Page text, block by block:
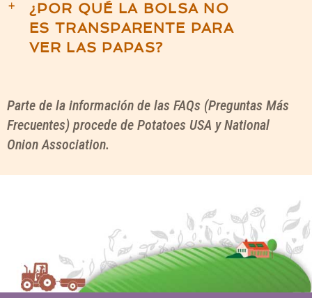
a
¿POR QUÉ LA BOLSA NO
ES TRANSPARENTE PARA
VER LAS PAPAS?
Parte de la información de las FAQs (Preguntas Más
Frecuentes) procede de Potatoes USA y National
Onion Association.